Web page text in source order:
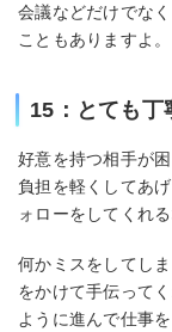
会議などだけでな
こともありますよ。
15：とても丁
好意を持つ相手が
負担を軽くしてあ
ォローをしてくれ
何かミスをしてし
をかけて手伝って
ように進んで仕事